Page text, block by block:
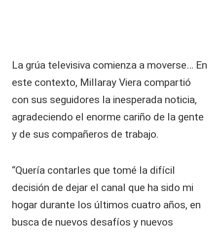
La grúa televisiva comienza a moverse… En
este contexto, Millaray Viera compartió
con sus seguidores la inesperada noticia,
agradeciendo el enorme cariño de la gente
y de sus compañeros de trabajo.
“Quería contarles que tomé la difícil
decisión de dejar el canal que ha sido mi
hogar durante los últimos cuatro años, en
busca de nuevos desafíos y nuevos